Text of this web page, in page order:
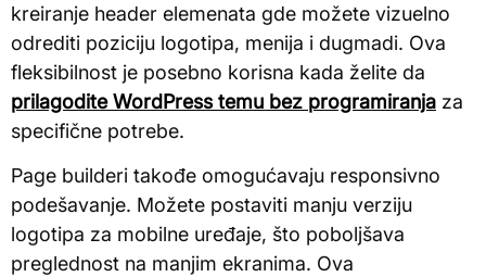
kreiranje header elemenata gde možete vizuelno
odrediti poziciju logotipa, menija i dugmadi. Ova
fleksibilnost je posebno korisna kada želite da
prilagodite WordPress temu bez programiranja za
specifične potrebe.
Page builderi takođe omogućavaju responsivno
podešavanje. Možete postaviti manju verziju
logotipa za mobilne uređaje, što poboljšava
preglednost na manjim ekranima. Ova